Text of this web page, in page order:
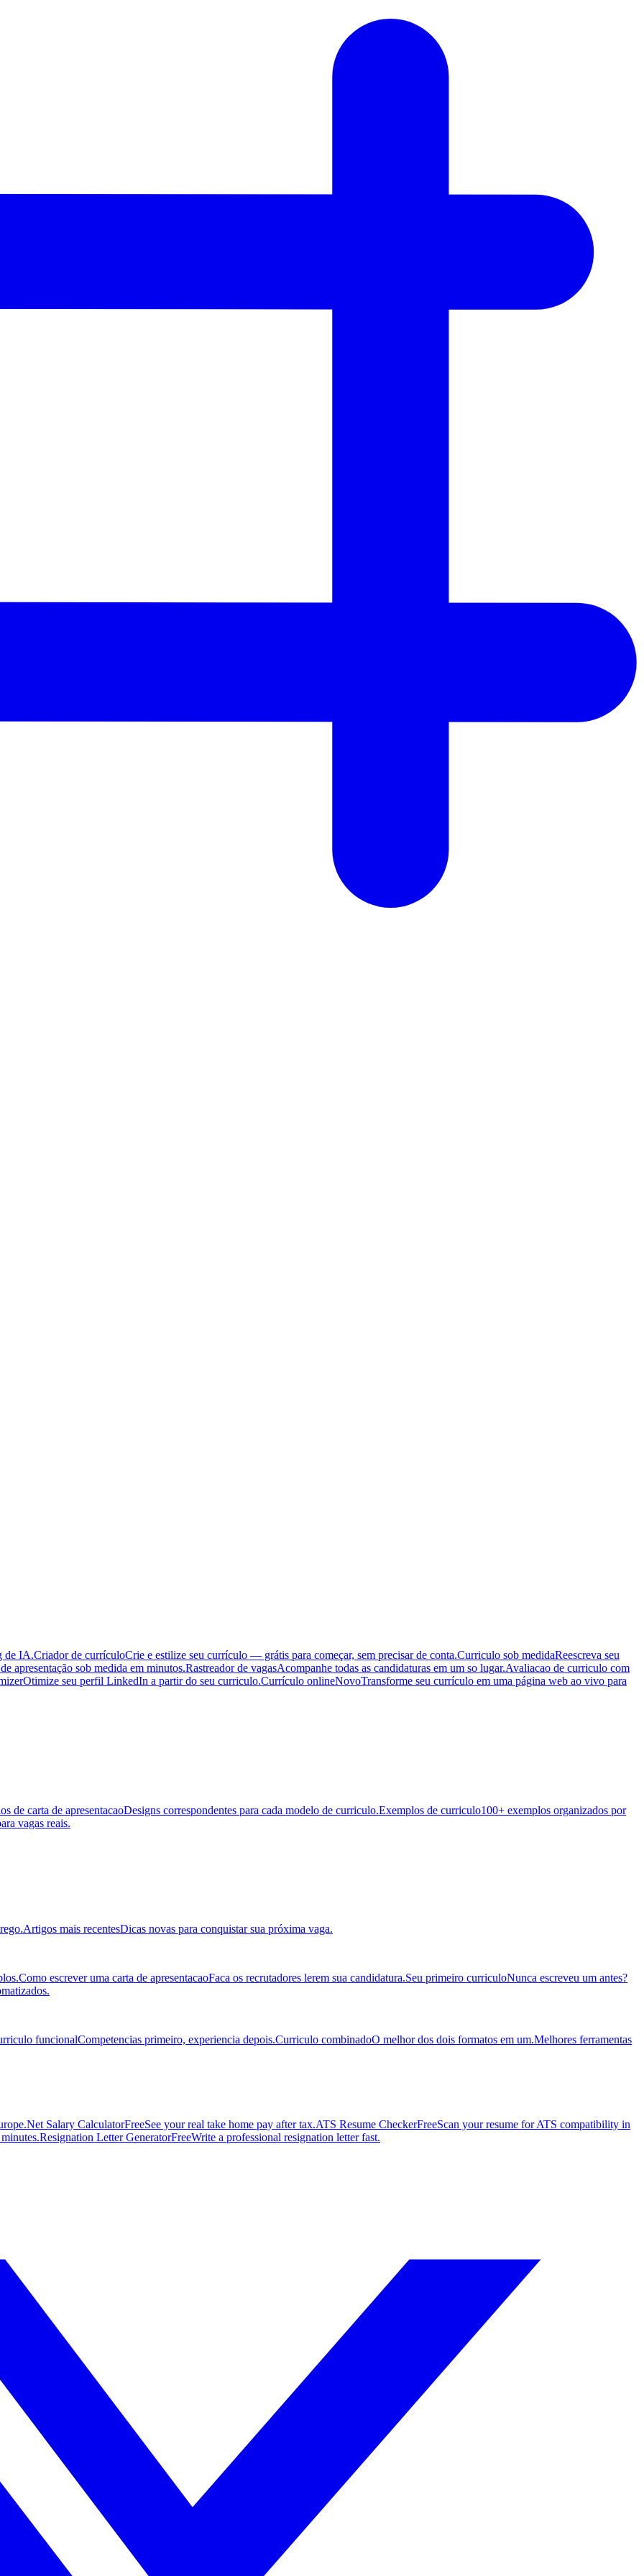
de IA.Criador de currículoCrie e estilize seu currículo — grátis para começar, sem precisar de conta.Curriculo sob medidaReescreva seu
apresentação sob medida em minutos.Rastreador de vagasAcompanhe todas as candidaturas em um so lugar.Avaliacao de curriculo com
Otimize seu perfil LinkedIn a partir do seu curriculo.Currículo onlineNovoTransforme seu currículo em uma página web ao vivo para
de carta de apresentacaoDesigns correspondentes para cada modelo de curriculo.Exemplos de curriculo100+ exemplos organizados por
vagas reais.
Artigos mais recentesDicas novas para conquistar sua próxima vaga.
Como escrever uma carta de apresentacaoFaca os recrutadores lerem sua candidatura.Seu primeiro curriculoNunca escreveu um antes?
funcionalCompetencias primeiro, experiencia depois.Curriculo combinadoO melhor dos dois formatos em um.Melhores ferramentas
Net Salary CalculatorFreeSee your real take home pay after tax.ATS Resume CheckerFreeScan your resume for ATS compatibility in
Resignation Letter GeneratorFreeWrite a professional resignation letter fast.